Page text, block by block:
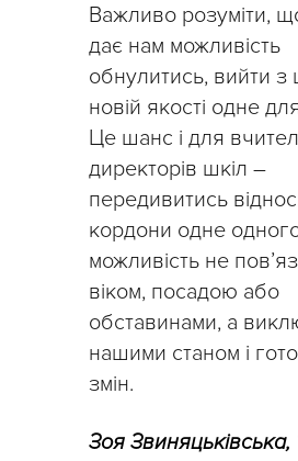
Важливо розуміти,
дає нам можливість
обнулитись, вийти з
новій якості одне
Це шанс і для
директорів шкіл –
передивитись
кордони одне
можливість не
віком, посадою або
обставинами, а
нашими станом і
змін.
Зоя